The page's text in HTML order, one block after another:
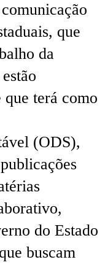
que
da
que terá como
(ODS),
do Estado
buscam